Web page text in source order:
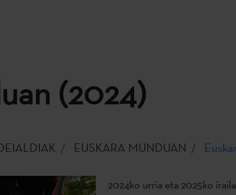
(2024)
EUSKARA MUNDUAN
2024ko urria eta 2025ko